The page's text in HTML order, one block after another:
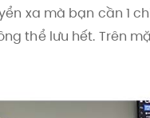
xa mà bạn cần 1
thể lưu hết. Trên